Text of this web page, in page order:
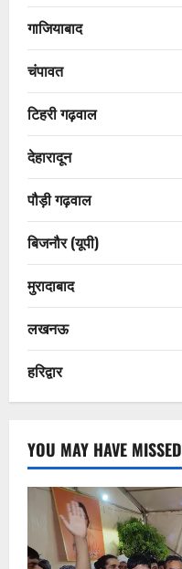
गाजियाबाद
चंपावत
टिहरी गढ़वाल
देहारादून
पौड़ी गढ़वाल
बिजनौर (यूपी)
मुरादाबाद
लखनऊ
हरिद्वार
YOU MAY HAVE MISSED